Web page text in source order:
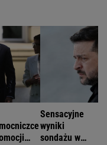
Sensacyjne
wyniki
sondażu w